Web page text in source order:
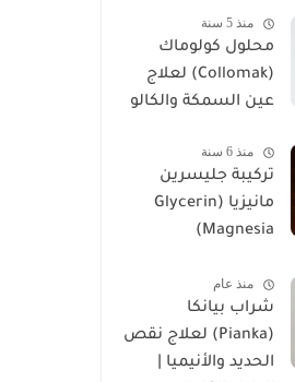
منذ 5 سنة
محلول كولوماك
(Collomak) لعلاج
عين السمكة والكالو
منذ 6 سنة
تركيبة جليسرين
مانيزيا (Glycerin
Magnesia)
منذ عام
شراب بيانكا
(Pianka) لعلاج نقص
الحديد والأنيميا |